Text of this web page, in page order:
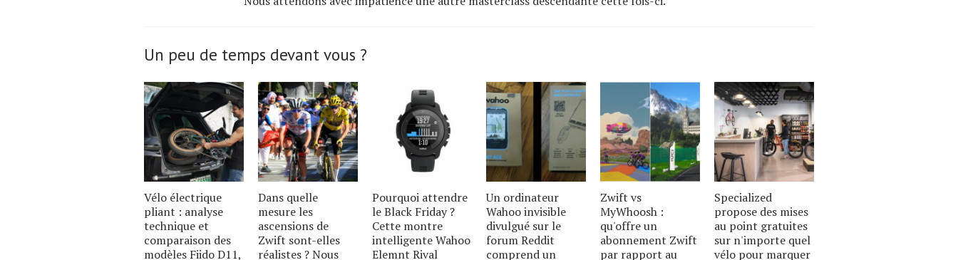
Un peu de temps devant vous ?
Vélo électrique
pliant : analyse
technique et
comparaison des
modèles Fiido D11,
Dans quelle
mesure les
ascensions de
Zwift sont-elles
réalistes ? Nous
Pourquoi attendre
le Black Friday ?
Cette montre
intelligente Wahoo
Elemnt Rival
Un ordinateur
Wahoo invisible
divulgué sur le
forum Reddit
comprend un
Zwift vs
MyWhoosh :
qu'offre un
abonnement Zwift
par rapport au
Specialized
propose des mises
au point gratuites
sur n'importe quel
vélo pour marquer